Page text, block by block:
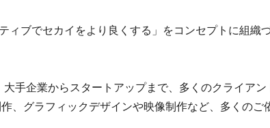
ィブでセカイをより良くする」をコンセプトに組織
手企業からスタートアップまで、多くのクライアン
、グラフィックデザインや映像制作など、多くのご